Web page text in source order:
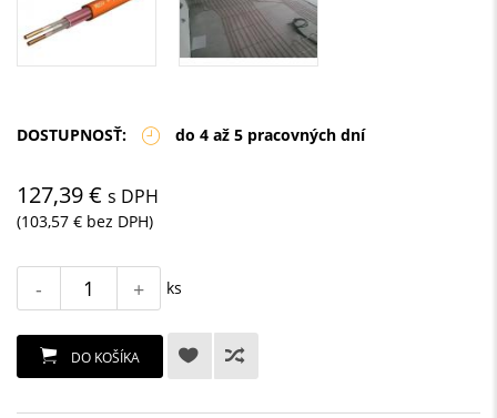
DOSTUPNOSŤ: do 4 až 5 pracovných dní
127,39 € s DPH
(103,57 € bez DPH)
- + ks
DO KOŠÍKA